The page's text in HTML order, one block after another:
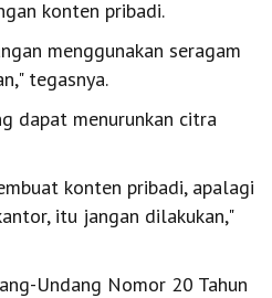
konten pribadi.
menggunakan seragam
tegasnya.
dapat menurunkan citra
konten pribadi, apalagi
itu jangan dilakukan,"
Undang Nomor 20 Tahun